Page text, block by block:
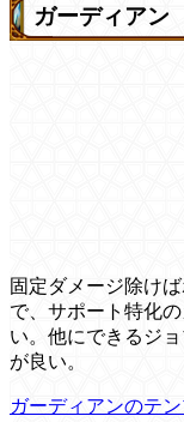
ガーディアン
固定ダメージ除け
で、サポート特化
い。他にできるジ
が良い。
ガーディアンのテ